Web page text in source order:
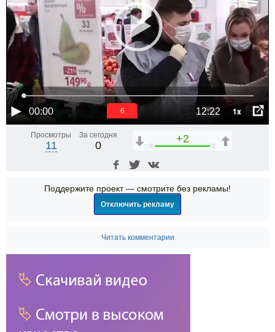
00:00 12:22 1x
6
Просмотры
11
За сегодня
0
+2
0 2
Поддержите проект — смотрите без рекламы!
Отключить рекламу
Читать комментарии